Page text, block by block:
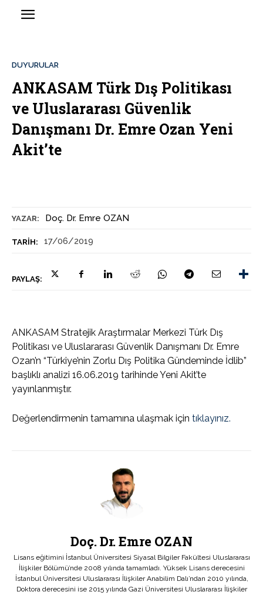
YAZAR: Doç. Dr. Emre OZAN
TARIH: 17/06/2019
PAYLAŞ:
DUYURULAR
ANKASAM Türk Dış Politikası
ve Uluslararası Güvenlik
Danışmanı Dr. Emre Ozan Yeni
Akit’te
ANKASAM Stratejik Araştırmalar Merkezi Türk Dış
Politikası ve Uluslararası Güvenlik Danışmanı Dr. Emre
Ozan’n “Türkiye’nin Zorlu Dış Politika Gündeminde İdlib”
başlıklı analizi 16.06.2019 tarihinde Yeni Akit’te
yayınlanmıştır.
Değerlendirmenin tamamına ulaşmak için tıklayınız.
Doç. Dr. Emre OZAN
Lisans eğitimini İstanbul Üniversitesi Siyasal Bilgiler Fakültesi Uluslararası
İlişkiler Bölümü’nde 2008 yılında tamamladı. Yüksek Lisans derecesini
İstanbul Üniversitesi Uluslararası İlişkiler Anabilim Dalı’ndan 2010 yılında,
Doktora derecesini ise 2015 yılında Gazi Üniversitesi Uluslararası İlişkiler